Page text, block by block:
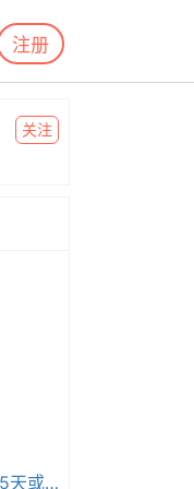
注册
关注
建议发帖后阅读的权限可以5天或以上